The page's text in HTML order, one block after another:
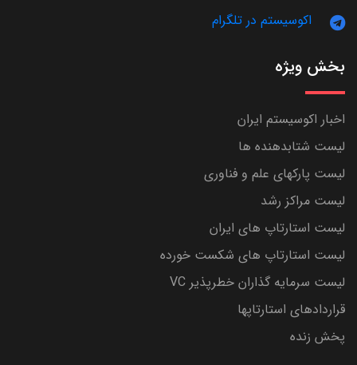
اکوسیستم در تلگرام
بخش ویژه
اخبار اکوسیستم ایران
لیست شتابدهنده ها
لیست پارکهای علم و فناوری
لیست مراکز رشد
لیست استارتاپ های ایران
لیست استارتاپ های شکست خورده
لیست سرمایه گذاران خطرپذیر VC
قراردادهای استارتاپها
پخش زنده